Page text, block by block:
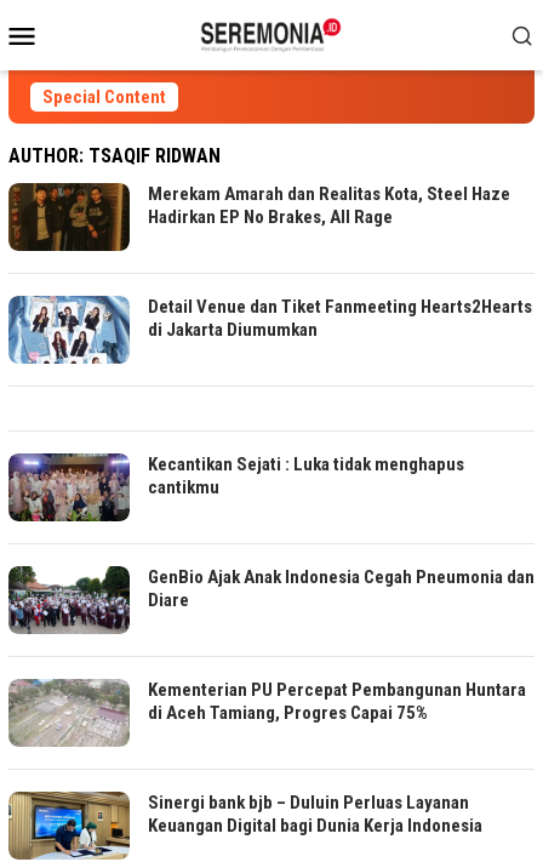
to
contentMenu
Special Content
AUTHOR: TSAQIF RIDWAN
Merekam Amarah dan Realitas Kota, Steel Haze
Hadirkan EP No Brakes, All Rage
Detail Venue dan Tiket Fanmeeting Hearts2Hearts
di Jakarta Diumumkan
Kecantikan Sejati : Luka tidak menghapus
cantikmu
GenBio Ajak Anak Indonesia Cegah Pneumonia dan
Diare
Kementerian PU Percepat Pembangunan Huntara
di Aceh Tamiang, Progres Capai 75%
Sinergi bank bjb – Duluin Perluas Layanan
Keuangan Digital bagi Dunia Kerja Indonesia